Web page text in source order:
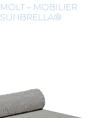
MOLT – MOBILIER
SUNBRELLA®